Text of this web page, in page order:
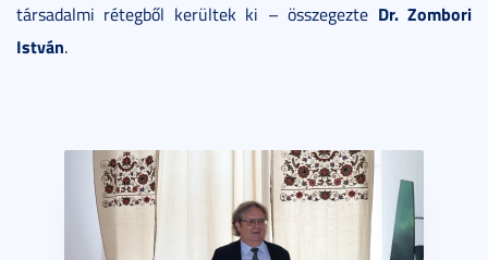
társadalmi rétegből kerültek ki – összegezte Dr. Zombori
István.